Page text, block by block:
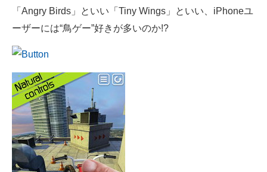
「Angry Birds」といい「Tiny Wings」といい、iPhoneユ
ーザーには“鳥ゲー”好きが多いのか!?